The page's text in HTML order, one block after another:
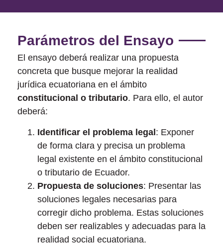
Parámetros del Ensayo
El ensayo deberá realizar una propuesta
concreta que busque mejorar la realidad
jurídica ecuatoriana en el ámbito
constitucional o tributario. Para ello, el autor
deberá:
Identificar el problema legal: Exponer
de forma clara y precisa un problema
legal existente en el ámbito constitucional
o tributario de Ecuador.
Propuesta de soluciones: Presentar las
soluciones legales necesarias para
corregir dicho problema. Estas soluciones
deben ser realizables y adecuadas para la
realidad social ecuatoriana.